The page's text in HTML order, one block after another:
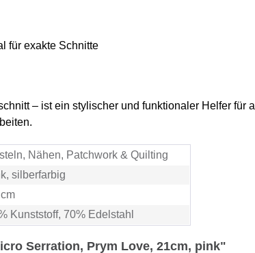
für exakte Schnitte
– ist ein stylischer und funktionaler Helfer
Nähen, Patchwork & Quilting
silberfarbig
Kunststoff, 70% Edelstahl
Serration, Prym Love, 21cm, pink"